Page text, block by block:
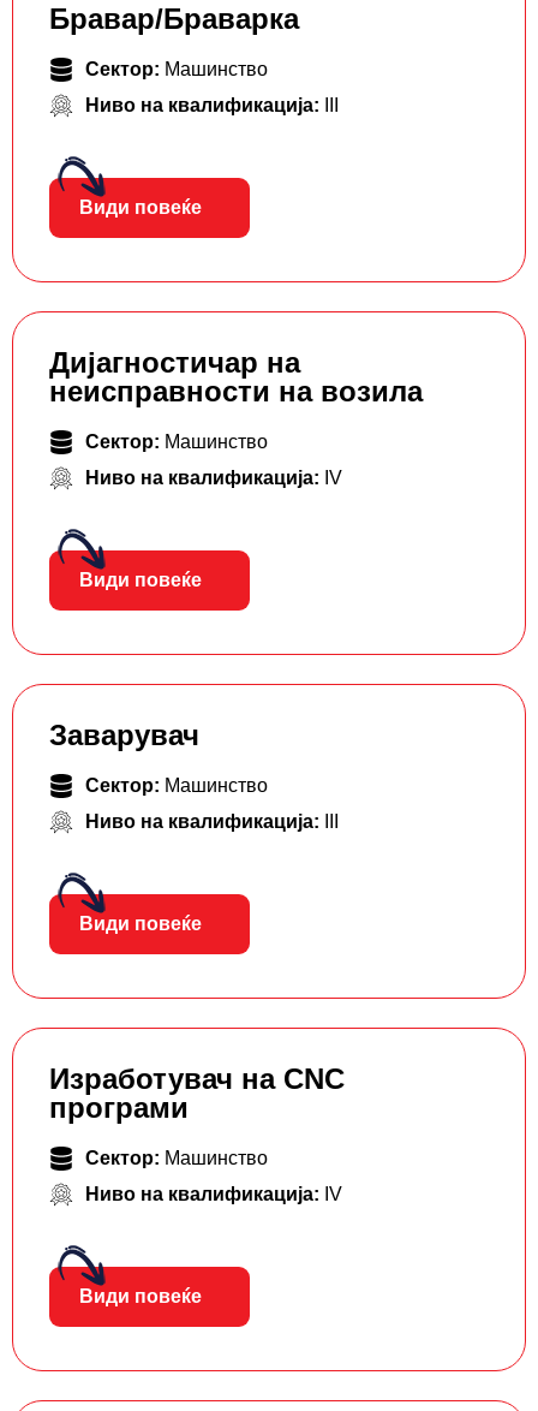
Бравар/Браварка
Сектор: Машинство
Ниво на квалификација:
Види повеќе
Дијагностичар на
неисправности на возила
Сектор: Машинство
Ниво на квалификација: IV
Види повеќе
Заварувач
Сектор: Машинство
Ниво на квалификација:
Види повеќе
Изработувач на CNC
програми
Сектор: Машинство
Ниво на квалификација: IV
Види повеќе